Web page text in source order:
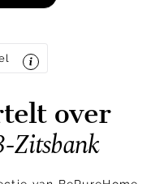
over
Zitsbank